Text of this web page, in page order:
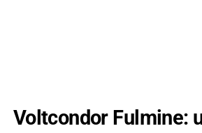
Voltcondor Fulmine: